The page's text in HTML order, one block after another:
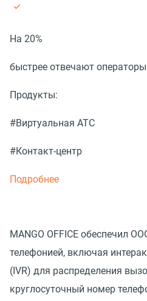
На 20%
быстрее отвечают операторы
Продукты:
#Виртуальная АТС
#Контакт-центр
Подробнее
MANGO OFFICE обеспечил
телефонией, включая
(IVR) для распределения
круглосуточный номер